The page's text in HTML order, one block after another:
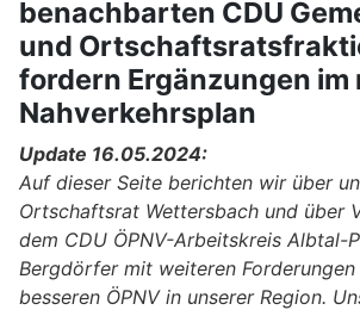
benachbarten CDU
und
fordern Ergänzungen im
Nahverkehrsplan
Update 16.05.2024:
Auf dieser Seite berichten wir über
Ortschaftsrat Wettersbach und über
dem CDU ÖPNV-Arbeitskreis Albtal-
Bergdörfer mit weiteren
besseren ÖPNV in unserer Region.